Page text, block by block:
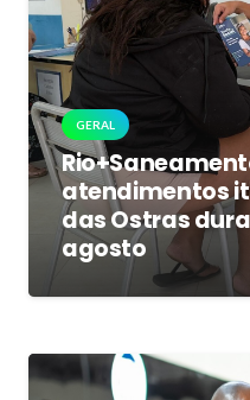
GERAL
atendimentos
das Ostras
agosto